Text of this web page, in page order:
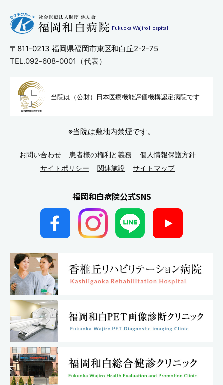
Fukuoka Wajiro Hospital
〒811-0213 福岡県福岡市東区和白丘2-2-75
TEL.092-608-0001（代表）
当院は（公財）日本医療機能評価機構認定病院です
※当院は敷地内禁煙です。
お問い合わせ 患者様の権利と義務
個人情報保護方針
サイトポリシー
関連施設 サイトマップ
福岡和白病院公式SNS